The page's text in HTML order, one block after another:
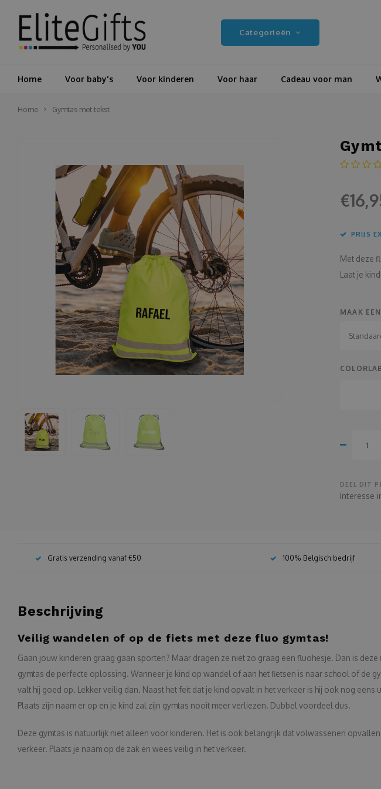
Categorieën
Home Voor baby's Voor kinderen Voor haar Cadeau voor man
Home Gymtas met tekst
PRIJS
Met deze
Laat je
MAAK
DEEL DIT
Interesse
Gratis verzending vanaf €50 100% Belgisch bedrijf
Beschrijving
Veilig wandelen of op de fiets met deze fluo gymtas!
Gaan jouw kinderen graag gaan sporten? Maar dragen ze niet zo graag een fluohesje. Dan is deze
gymtas de perfecte oplossing. Wanneer je kind op wandel of aan het fietsen is naar school of de
valt hij goed op. Lekker veilig dan. Naast het feit dat je kind opvalt in het verkeer is hij ook nog eens
Plaats zijn naam er op en je kind zal zijn gymtas nooit meer verliezen. Dubbel voordeel dus.
Deze gymtas is natuurlijk niet alleen voor kinderen. Het is ook belangrijk dat volwassenen opvallen
verkeer. Plaats je naam op de zak en wees veilig in het verkeer.